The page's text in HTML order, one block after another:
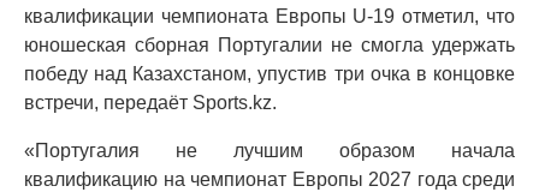
квалификации чемпионата Европы U-19 отметил, что
юношеская сборная Португалии не смогла удержать
победу над Казахстаном, упустив три очка в концовке
встречи, передаёт Sports.kz.
«Португалия не лучшим образом начала
квалификацию на чемпионат Европы 2027 года среди